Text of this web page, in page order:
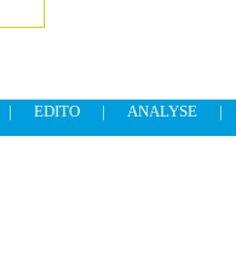
| EDITO | ANALYSE
|